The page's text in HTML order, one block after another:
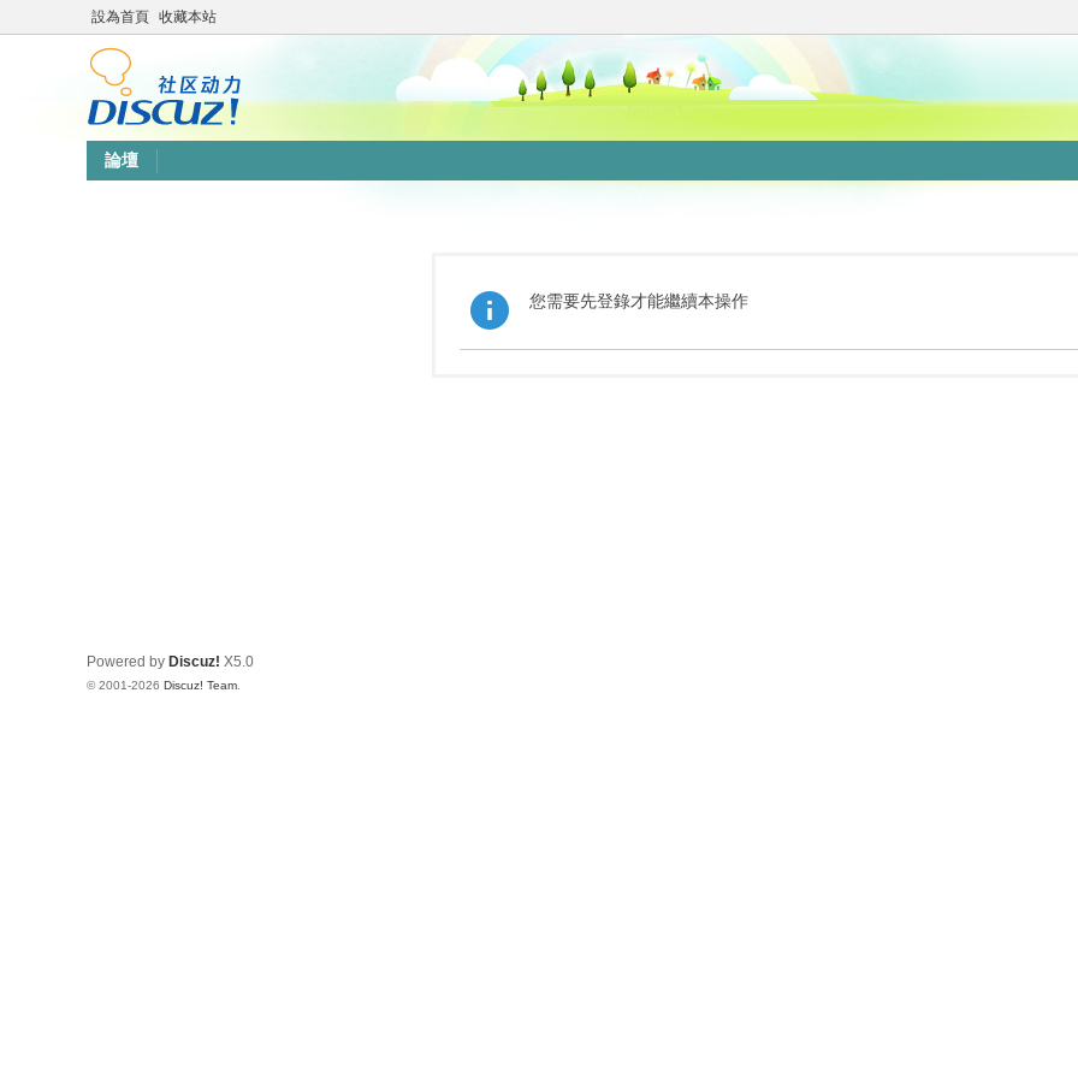
設為首頁 收藏本站
論壇
您需要先登錄才能繼續本操作
Powered by Discuz! X5.0
© 2001-2026 Discuz! Team